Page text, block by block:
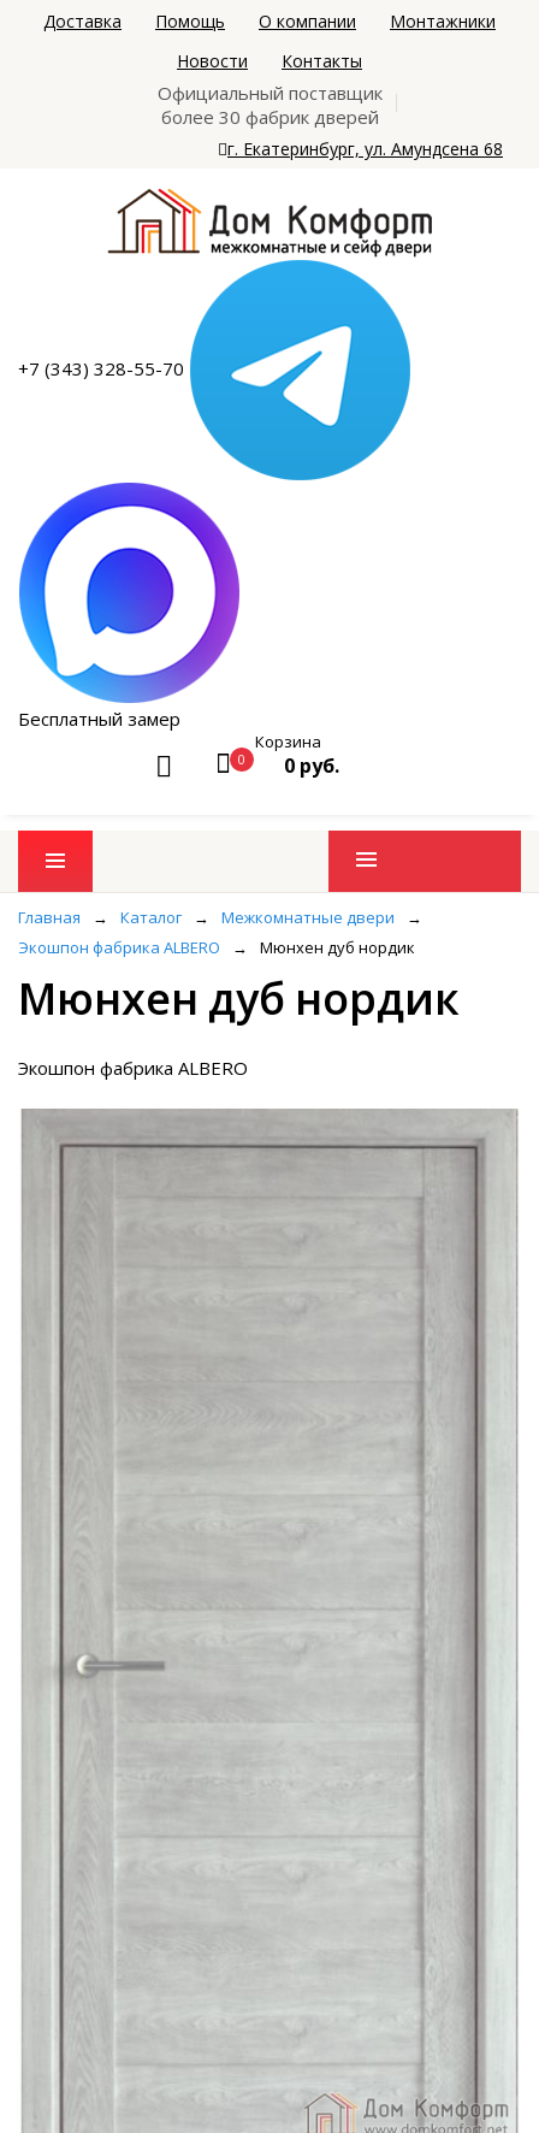
Доставка Помощь О компании
Монтажники
Новости
Контакты
Официальный поставщик
более 30 фабрик дверей
г. Екатеринбург, ул. Амундсена 68
+7 (343) 328-55-70
Бесплатный замер
0
Корзина
0 руб.
Промо товары
Главная → Каталог → Межкомнатные двери
→
Экошпон фабрика ALBERO
→ Мюнхен дуб нордик
Мюнхен дуб нордик
Экошпон фабрика ALBERO